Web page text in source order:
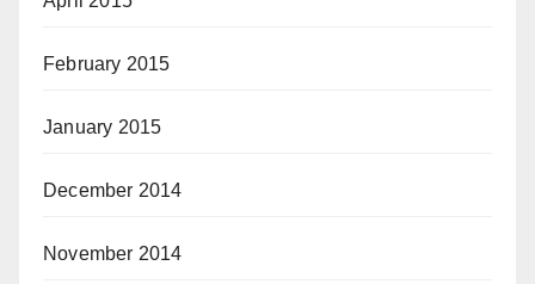
February 2015
January 2015
December 2014
November 2014